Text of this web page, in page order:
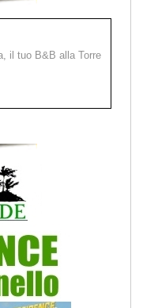
il tuo B&B alla Torre